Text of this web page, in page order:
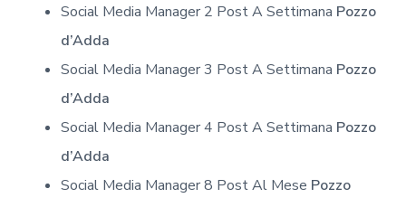
Social Media Manager 2 Post A Settimana Pozzo
d’Adda
Social Media Manager 3 Post A Settimana Pozzo
d’Adda
Social Media Manager 4 Post A Settimana Pozzo
d’Adda
Social Media Manager 8 Post Al Mese Pozzo